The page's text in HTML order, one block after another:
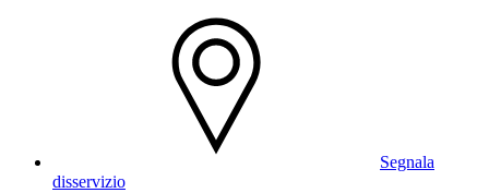
Segnala
disservizio